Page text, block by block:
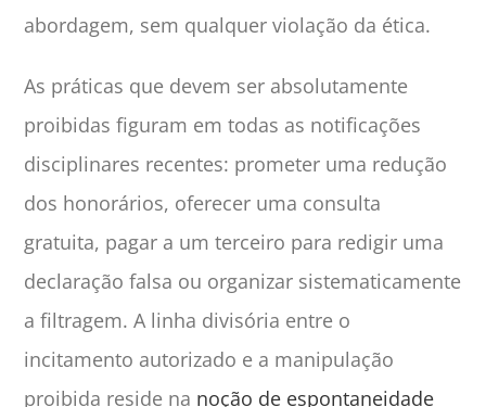
abordagem, sem qualquer violação da ética.
As práticas que devem ser absolutamente
proibidas figuram em todas as notificações
disciplinares recentes: prometer uma redução
dos honorários, oferecer uma consulta
gratuita, pagar a um terceiro para redigir uma
declaração falsa ou organizar sistematicamente
a filtragem. A linha divisória entre o
incitamento autorizado e a manipulação
proibida reside na noção de espontaneidade